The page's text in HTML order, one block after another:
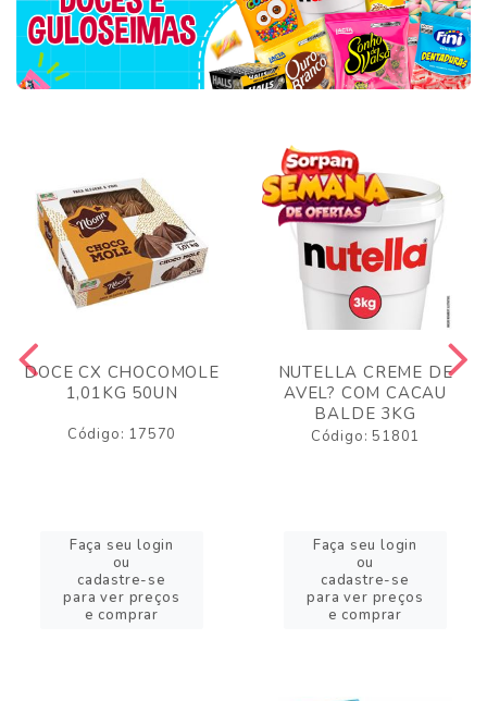
DOCE CX CHOCOMOLE
1,01KG 50UN
Código: 17570
Faça seu login
ou
cadastre-se
para ver preços
e comprar
NUTELLA CREME DE
AVEL? COM CACAU
BALDE 3KG
Código: 51801
Faça seu login
ou
cadastre-se
para ver preços
e comprar